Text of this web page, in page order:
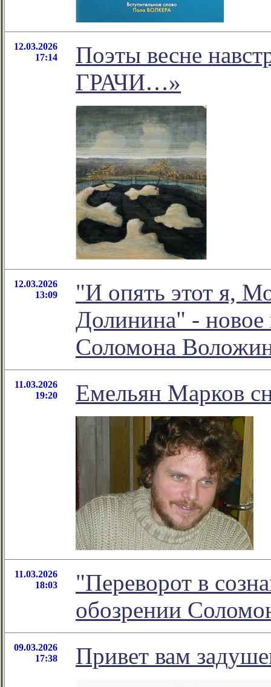
12.03.2026
17:14
Поэты весне
ГРАЧИ…»
12.03.2026
13:09
"И опять этот я,
Долинина" - новое
Соломона
11.03.2026
19:20
Емельян Марков
11.03.2026
18:03
"Переворот в
обозрении
09.03.2026
17:38
Привет вам